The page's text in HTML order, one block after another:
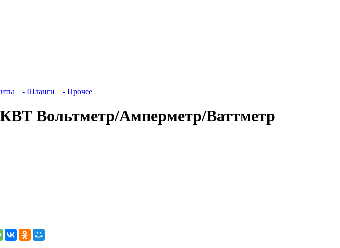
- Шланги - Прочее
Вольтметр/Амперметр/Ваттметр